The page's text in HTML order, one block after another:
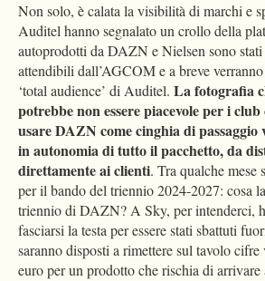
Non solo, è calata la visibilità di marchi e
Auditel hanno segnalato un crollo della
autoprodotti da DAZN e Nielsen sono
attendibili dall’AGCOM e a breve
‘total audience’ di Auditel. La fotografia
potrebbe non essere piacevole per i
usare DAZN come cinghia di passaggio
in autonomia di tutto il pacchetto, da
direttamente ai clienti. Tra qualche mese
per il bando del triennio 2024-2027: cosa
triennio di DAZN? A Sky, per intenderci,
fasciarsi la testa per essere stati sbattuti
saranno disposti a rimettere sul tavolo
euro per un prodotto che rischia di arrivare